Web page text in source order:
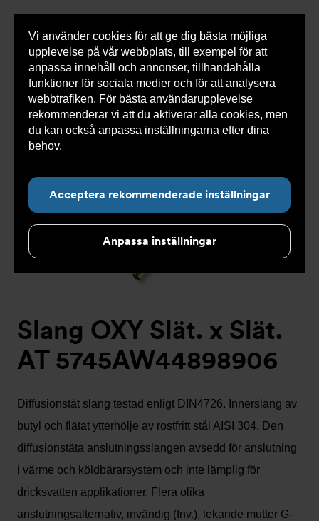
Vi använder cookies för att ge dig bästa möjliga
upplevelse på vår webbplats, till exempel för att
anpassa innehåll och annonser, tillhandahålla
funktioner för sociala medier och för att analysera
webbtrafiken. För bästa användarupplevelse
rekommenderar vi att du aktiverar alla cookies, men
du kan också anpassa inställningarna efter dina
behov.
Acceptera rekommenderade inställningar
Anpassa inställningar
0 varorSnabborder
Du
här:
Armatec > Produkter > Kyla > Slang >
Slang
OXY
> Slang OXY AT 5745A >
Slang OXY Slät. x Slät.
AT 5745AW44898906
Slang OXY Slät. x Slät.
AT 5745AW44898906
Diffusionstät slang testad enligt DIN4726. Innerslang av
butyl och flätat ytterhölje av rostfritt stål AISI 304. Den
diffusionstäta anslutningsslangen avsedd för anslutning
i värme och köldbärarsystem och inte lämplig för
dricksvatten applikationer. Flera olika
anslutningsalternativ, invändig (Inv.), lekande mutter G-